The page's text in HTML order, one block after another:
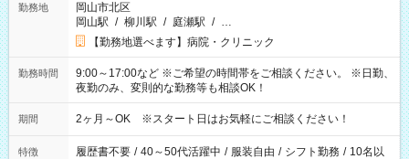
勤務地
岡山市北区
岡山駅 / 柳川駅 / 庭瀬駅 / …
【勤務地選べます】病院・クリニック
勤務時間
9:00～17:00など ※ご希望の時間帯をご相談ください。 ※日勤、
夜勤のみ、変則的な勤務等も相談OK！
期間 2ヶ月～OK ※スタート日はお気軽にご相談ください！
特徴 履歴書不要 / 40～50代活躍中 / 服装自由 / シフト勤務 / 10名以